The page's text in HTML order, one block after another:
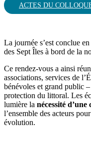
ACTES DU
La journée s’est conclue
des Sept Îles à bord de la
Ce rendez-vous a ainsi
associations, services de
bénévoles et grand public
protection du littoral. Les
lumière la nécessité
l’ensemble des acteurs
évolution.